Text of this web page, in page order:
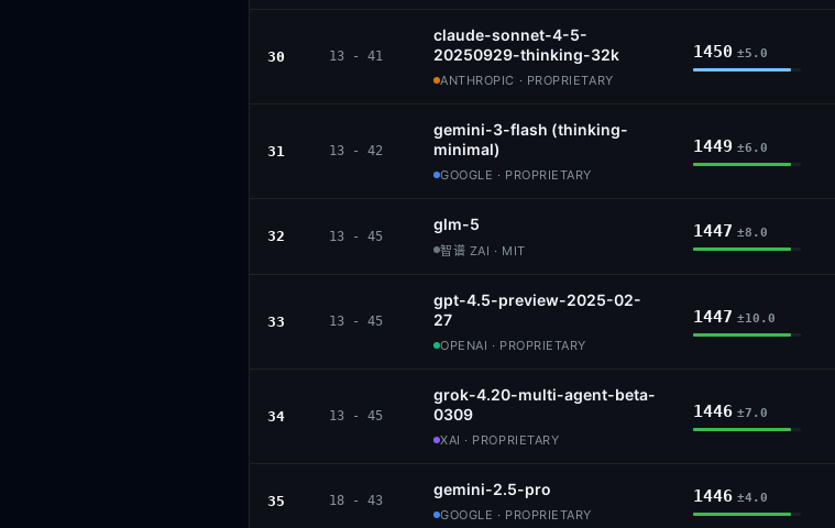
30 13 - 41
claude-sonnet-4-5-
20250929-thinking-32k
ANTHROPIC · PROPRIETARY
1450 ±5.0
31 13 - 42
gemini-3-flash (thinking-
minimal)
GOOGLE · PROPRIETARY
1449 ±6.0
32 13 - 45
glm-5
智谱 ZAI · MIT
1447 ±8.0
33 13 - 45
gpt-4.5-preview-2025-02-
27
OPENAI · PROPRIETARY
1447 ±10.0
34 13 - 45
grok-4.20-multi-agent-beta-
0309
XAI · PROPRIETARY
1446 ±7.0
35 18 - 43
gemini-2.5-pro
GOOGLE · PROPRIETARY
1446 ±4.0